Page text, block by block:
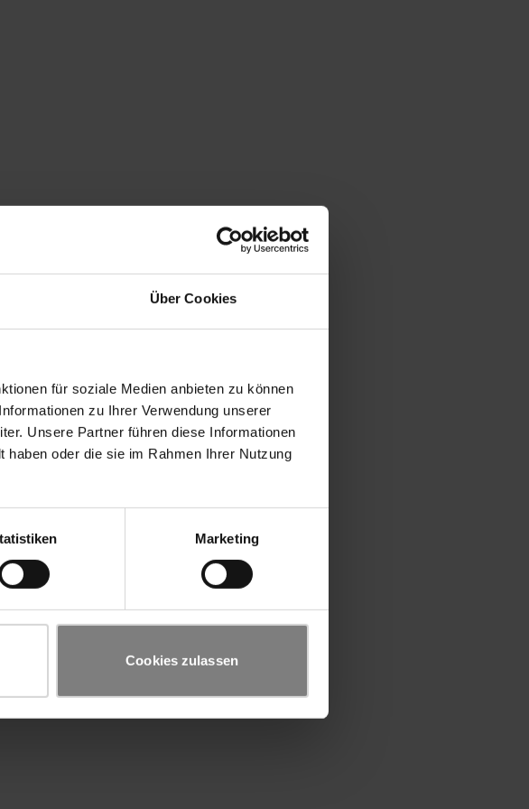
Über Cookies
für soziale Medien anbieten zu können
zu Ihrer Verwendung unserer
Unsere Partner führen diese Informationen
oder die sie im Rahmen Ihrer Nutzung
Marketing
Cookies zulassen